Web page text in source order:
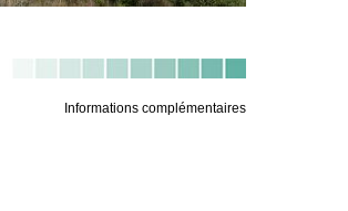
Informations complémentaires